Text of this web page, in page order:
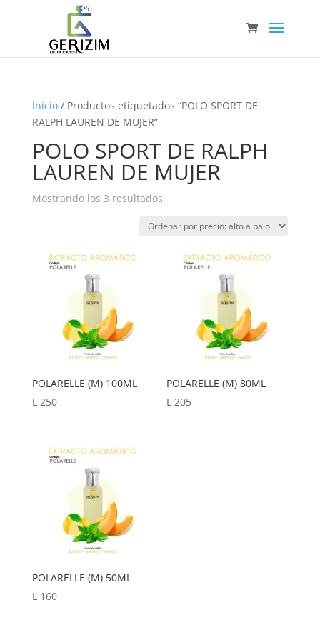
Inicio/ Productos etiquetados “POLO SPORT DE
RALPH LAUREN DE MUJER”
POLO SPORT DE RALPH
LAUREN DE MUJER
Mostrando los 3 resultadosOrdenado
precio:
POLARELLE (M) 100ML
L250
POLARELLE (M) 80ML
L205
POLARELLE (M) 50ML
L 160